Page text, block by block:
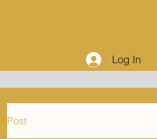
Log In
Post